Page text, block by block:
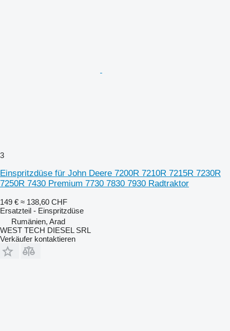
3
Einspritzdüse für John Deere 7200R 7210R 7215R 7230R
7250R 7430 Premium 7730 7830 7930 Radtraktor
149 € ≈ 138,60 CHF
Ersatzteil - Einspritzdüse
Rumänien, Arad
WEST TECH DIESEL SRL
Verkäufer kontaktieren